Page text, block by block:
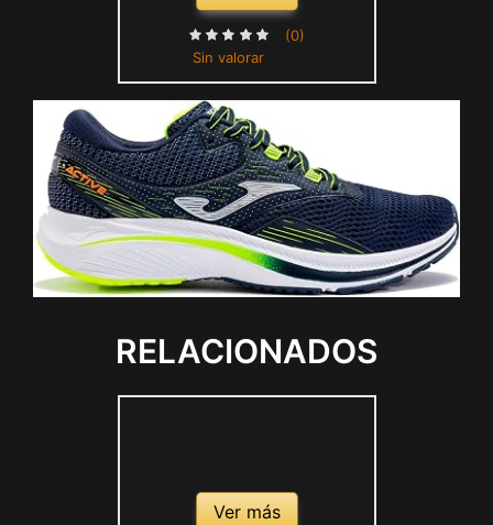
Sin valorar
(0)
RELACIONADOS
Ver más